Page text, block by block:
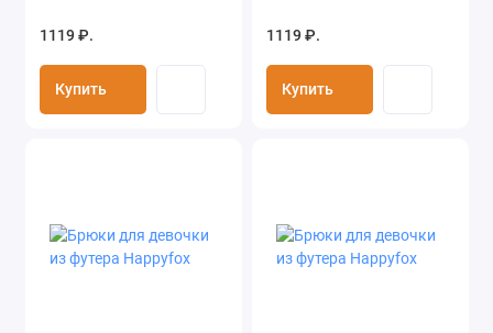
1119 ₽.
Купить
1119 ₽.
Купить